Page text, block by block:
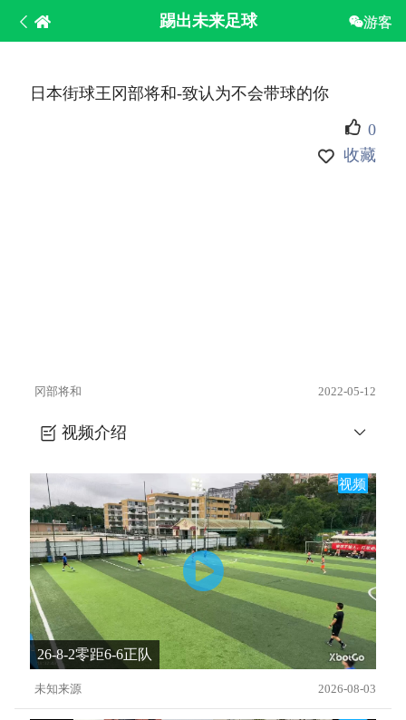
踢出未来足球 游客
日本街球王冈部将和-致认为不会带球的你
0
收藏
冈部将和 2022-05-12
视频介绍
视频
26-8-2零距6-6正队
未知来源 2026-08-03